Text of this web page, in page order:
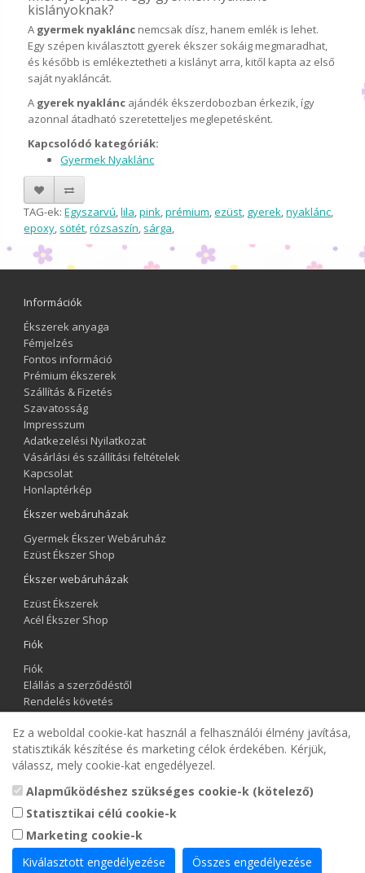
kislányoknak?
A gyermek nyaklánc nemcsak dísz, hanem emlék is lehet.
Egy szépen kiválasztott gyerek ékszer sokáig megmaradhat,
és később is emlékeztetheti a kislányt arra, kitől kapta az első
saját nyakláncát.
A gyerek nyaklánc ajándék ékszerdobozban érkezik, így
azonnal átadható szeretetteljes meglepetésként.
Kapcsolódó kategóriák:
Gyermek Nyaklánc
TAG-ek:Egyszarvú,lila,pink,prémium,ezüst, gyerek,nyaklánc,
epoxy, sötét,rózsaszín, sárga,
Információk
Ékszerek anyaga
Fémjelzés
Fontos információ
Prémium ékszerek
Szállítás & Fizetés
Szavatosság
Impresszum
Adatkezelési Nyilatkozat
Vásárlási és szállítási feltételek
Kapcsolat
Honlaptérkép
Ékszer webáruházak
Gyermek Ékszer Webáruház
Ezüst Ékszer Shop
Ékszer webáruházak
Ezüst Ékszerek
Acél Ékszer Shop
Fiók
Fiók
Elállás a szerződéstől
Rendelés követés
Kívánságlista
Hírlevél
Gyermek Ékszer Shop
Ez a weboldal cookie-kat használ a felhasználói élmény javítása,
statisztikák készítése és marketing célok érdekében. Kérjük,
válassz, mely cookie-kat engedélyezel.
Alapműködéshez szükséges cookie-k (kötelező)
Statisztikai célú cookie-k
Marketing cookie-k
Kiválasztott engedélyezése
Összes engedélyezése